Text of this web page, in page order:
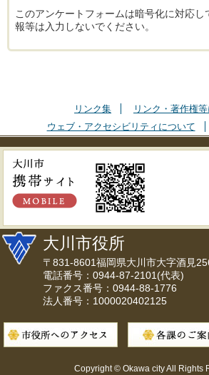
このアンケートフォームは暗号化に対応
報等は入力しないでください。
リンク集
リンク・著作権
ウェブ・アクセシビリティについて
大川市役所
〒831-8601福岡県大川市大字酒見
電話番号：0944-87-2101(代表)
ファクス番号：0944-88-1776
法人番号：1000020402125
Copyright © Okawa city All Rights